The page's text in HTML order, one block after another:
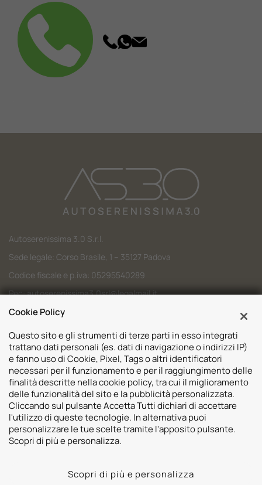
Autoserenissima 3.0 S.r.l.
Sede legale: Corso Brasile, 1 – 35127 Padova
Codice fiscale e p.iva: 05295540289
Pec:autoserenissima3.0srl@legalmail.it
Codice SDI: M5UXCR1
Sedi
Volvo Padova
Volvo Venezia
Usato Padova
Mazda Padova
Lynk&co. Padova
Risorse
Valuta il tuo Usato
Contatti
Promozioni
Cookie PolicyWhistleblowing
Cookie Policy
Questo sito e gli strumenti di terze parti in esso integrati
trattano dati personali (es. dati di navigazione o indirizzi IP)
e fanno uso di Cookie, Pixel, Tags o altri identificatori
necessari per il funzionamento e per il raggiungimento delle
finalità descritte nella cookie policy, tra cui il miglioramento
delle funzionalità del sito e la pubblicità personalizzata.
Cliccando sul pulsante Accetta Tutti dichiari di accettare
l'utilizzo di queste tecnologie. In alternativa puoi
personalizzare le tue scelte tramite l'apposito pulsante.
Scopri di più e personalizza.
Scopri di più e personalizza